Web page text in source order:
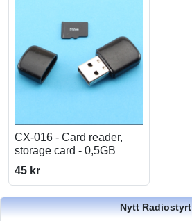
CX-016 - Card reader,
storage card - 0,5GB
45 kr
Nytt Radiostyrt